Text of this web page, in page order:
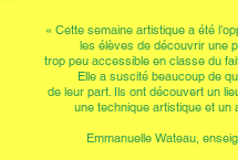
« Cette semaine artistique a été
les élèves de découvrir une
trop peu accessible en classe du
Elle a suscité beaucoup de
de leur part. Ils ont découvert un
une technique artistique et un
Emmanuelle Wateau,